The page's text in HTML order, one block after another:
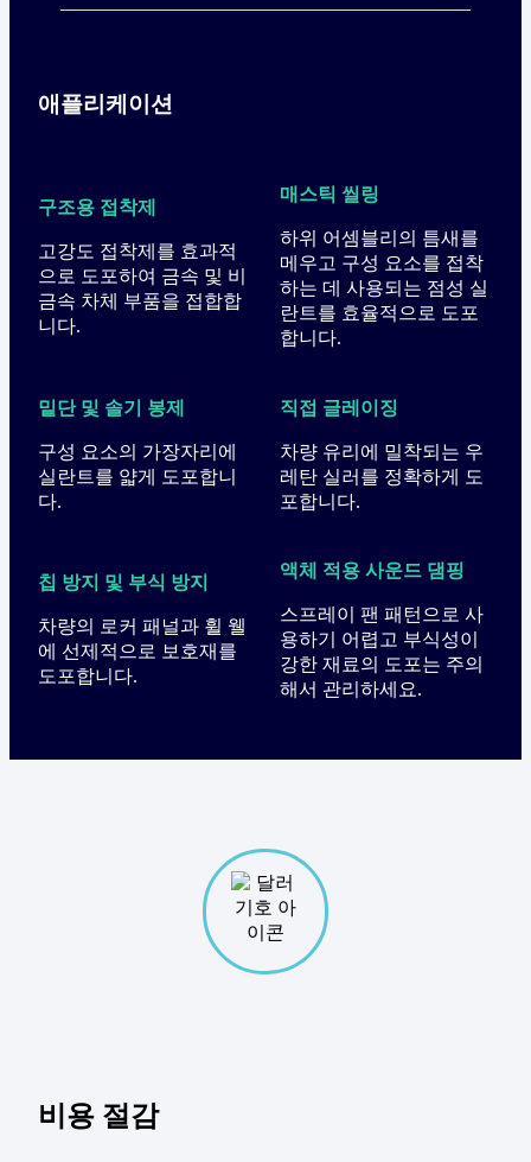
애플리케이션
구조용 접착제
고강도 접착제를 효과적
으로 도포하여 금속 및 비
금속 차체 부품을 접합합
니다.
매스틱 씰링
하위 어셈블리의 틈새를
메우고 구성 요소를 접착
하는 데 사용되는 점성 실
란트를 효율적으로 도포
합니다.
밑단 및 솔기 봉제
구성 요소의 가장자리에
실란트를 얇게 도포합니
다.
직접 글레이징
차량 유리에 밀착되는 우
레탄 실러를 정확하게 도
포합니다.
칩 방지 및 부식 방지
차량의 로커 패널과 휠 웰
에 선제적으로 보호재를
도포합니다.
액체 적용 사운드 댐핑
스프레이 팬 패턴으로 사
용하기 어렵고 부식성이
강한 재료의 도포는 주의
해서 관리하세요.
비용 절감